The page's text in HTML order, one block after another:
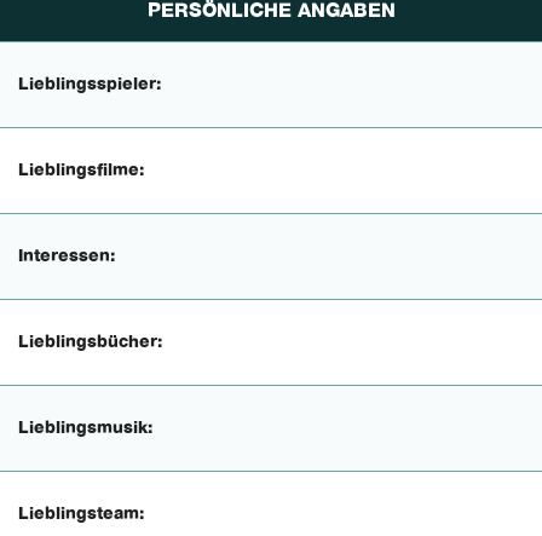
PERSÖNLICHE ANGABEN
Lieblingsspieler:
Lieblingsfilme:
Interessen:
Lieblingsbücher:
Lieblingsmusik:
Lieblingsteam: